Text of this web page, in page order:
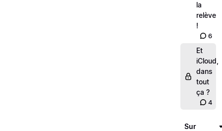
la
relève
!
6
Et
iCloud,
dans
tout
ça ?
4
Sur